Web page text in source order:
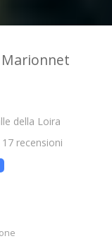
della Loira
17 recensioni